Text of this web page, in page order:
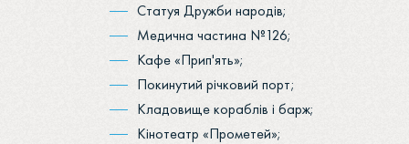
Статуя Дружби народів;
Медична частина №126;
Кафе «Прип'ять»;
Покинутий річковий порт;
Кладовище кораблів і барж;
Кінотеатр «Прометей»;